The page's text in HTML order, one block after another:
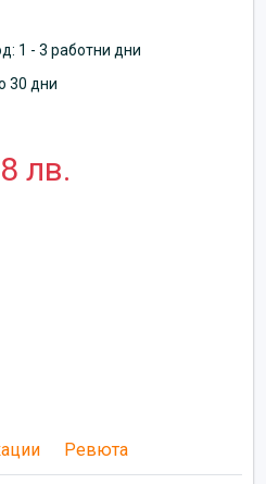
1 - 3 работни дни
30 дни
лв.
Ревюта